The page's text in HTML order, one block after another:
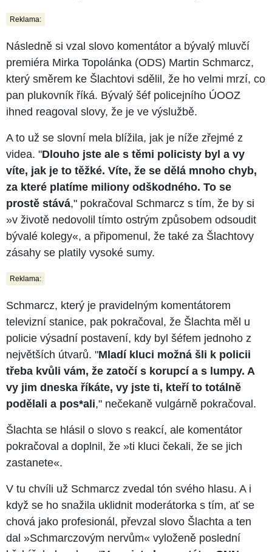
Reklama:
Následně si vzal slovo komentátor a bývalý mluvčí
premiéra Mirka Topolánka (ODS) Martin Schmarcz,
který směrem ke Šlachtovi sdělil, že ho velmi mrzí, co
pan plukovník říká. Bývalý šéf policejního ÚOOZ
ihned reagoval slovy, že je ve výslužbě.
A to už se slovní mela blížila, jak je níže zřejmé z
videa. "Dlouho jste ale s těmi policisty byl a vy
víte, jak je to těžké. Víte, že se dělá mnoho chyb,
za které platíme miliony odškodného. To se
prostě stává," pokračoval Schmarcz s tím, že by si
»v životě nedovolil tímto ostrým způsobem odsoudit
bývalé kolegy«, a připomenul, že také za Šlachtovy
zásahy se platily vysoké sumy.
Reklama:
Schmarcz, který je pravidelným komentátorem
televizní stanice, pak pokračoval, že Šlachta měl u
policie výsadní postavení, kdy byl šéfem jednoho z
největších útvarů. "Mladí kluci možná šli k policii
třeba kvůli vám, že zatočí s korupcí a s lumpy. A
vy jim dneska říkáte, vy jste ti, kteří to totálně
podělali a pos*ali," nečekaně vulgárně pokračoval.
Šlachta se hlásil o slovo s reakcí, ale komentátor
pokračoval a doplnil, že »ti kluci čekali, že se jich
zastanete«.
V tu chvíli už Schmarcz zvedal tón svého hlasu. A i
když se ho snažila uklidnit moderátorka s tím, ať se
chová jako profesionál, převzal slovo Šlachta a ten
dal »Schmarczovým nervům« vyloženě poslední